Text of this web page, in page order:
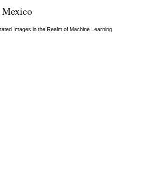
Mexico
Images in the Realm of Machine Learning